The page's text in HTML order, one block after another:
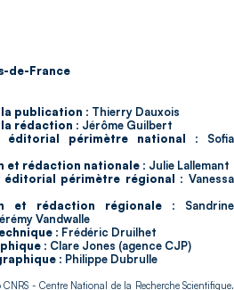
de-France
publication : Thierry Dauxois
rédaction : Jérôme Guilbert
éditorial périmètre national : Sofia
et rédaction nationale : Julie Lallemant
éditorial périmètre régional : Vanessa
et rédaction régionale : Sandrine
Vandwalle
: Frédéric Druilhet
: Clare Jones (agence CJP)
: Philippe Dubrulle
CNRS - Centre National de la Recherche Scientifique.